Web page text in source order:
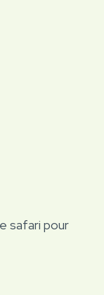
safari pour